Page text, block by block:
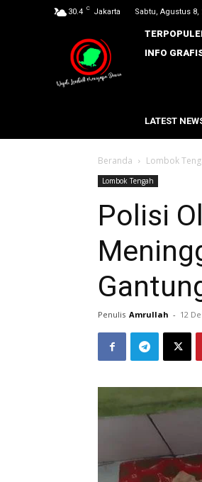
30.4 C Jakarta Sabtu, Agustus 8,
INFO
LATEST
Beranda Lombok
Lombok Tengah
Polisi
Penulis Amrullah - ​12